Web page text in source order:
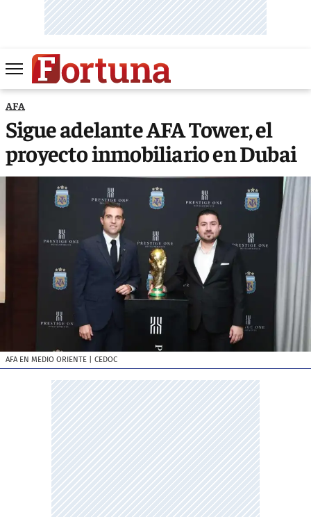
AFA
Sigue adelante AFA Tower, el
proyecto inmobiliario en Dubai
AFA EN MEDIO ORIENTE | CEDOC